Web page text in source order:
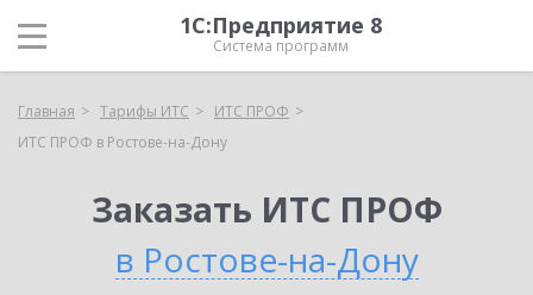
1С:Предприятие 8
Система программ
Главная Тарифы ИТС
ИТС ПРОФ
ИТС ПРОФ в Ростове-на-Дону
Заказать ИТС ПРОФ
в Ростове-на-Дону